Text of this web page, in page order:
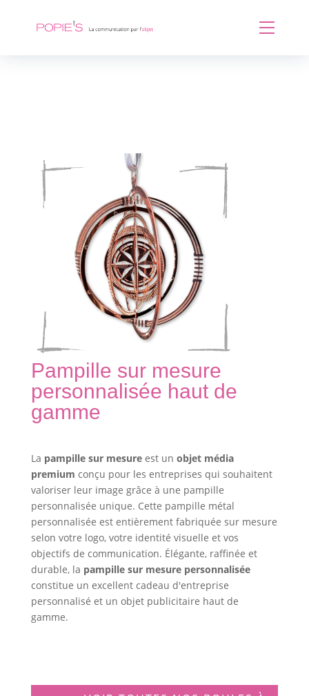
Pampille sur mesure
personnalisée haut de
gamme
La pampille sur mesureest un objet média
premium conçu pour les entreprises qui souhaitent
valoriser leur image grâce à une pampille
personnalisée unique. Cette pampille métal
personnalisée est entièrement fabriquée sur mesure
selon votre logo, votre identité visuelle et vos
objectifs de communication. Élégante, raffinée et
durable, la pampille sur mesure personnalisée
constitue un excellent cadeau d'entreprise
personnalisé et un objet publicitaire haut de
gamme.